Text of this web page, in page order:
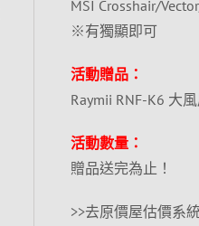
MSI Crosshair/
※有獨顯即可
活動贈品：
Raymii RNF-K6 大
活動數量：
贈品送完為止！
>>去原價屋估價系